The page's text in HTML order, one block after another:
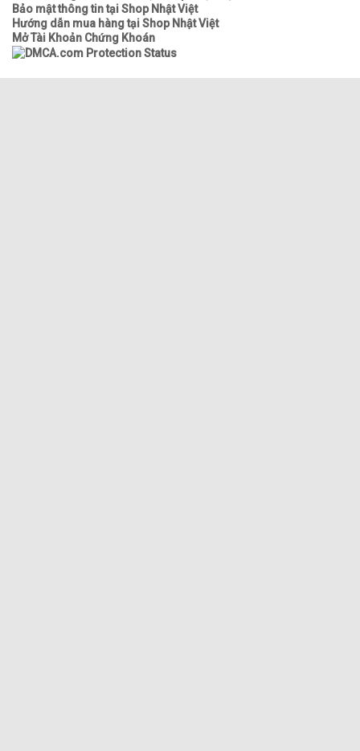
Bảo mật thông tin tại Shop Nhật Việt
Hướng dẫn mua hàng tại Shop Nhật Việt
Mở Tài Khoản Chứng Khoán